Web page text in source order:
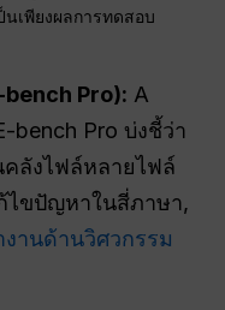
นเพียงผลการทดสอบ
bench Pro): A
bench Pro บ่งชี้ว่า
คลังไฟล์หลายไฟล์
ไขปัญหาในสี่ภาษา,
านด้านวิศวกรรม